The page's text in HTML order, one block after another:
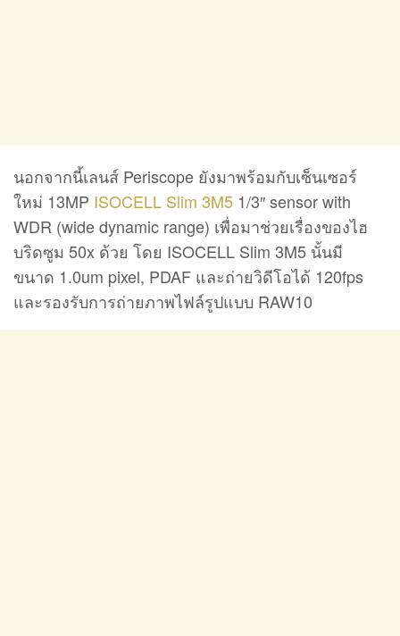
นอกจากนี้เลนส์ Periscope ยังมาพร้อมกับเซ็นเซอร์
ใหม่ 13MP ISOCELL Slim 3M5 1/3″ sensor with
WDR (wide dynamic range) เพื่อมาช่วยเรื่องของไฮ
บริดซูม 50x ด้วย โดย ISOCELL Slim 3M5 นั้นมี
ขนาด 1.0um pixel, PDAF และถ่ายวิดีโอได้ 120fps
และรองรับการถ่ายภาพไฟล์รูปแบบ RAW10